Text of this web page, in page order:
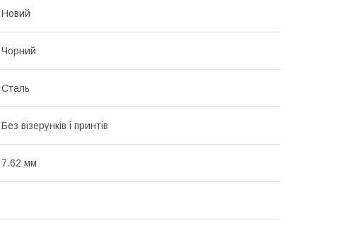
Новий
Чорний
Сталь
Без візерунків і принтів
7.62 мм